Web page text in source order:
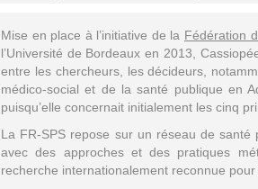
Mise en place à l’initiative de la Fédération
l’Université de Bordeaux en 2013,
entre les chercheurs, les décideurs,
médico-social et de la santé publique en
puisqu’elle concernait initialement les cinq
La FR-SPS repose sur un réseau de
avec des approches et des pratiques
recherche internationalement reconnue